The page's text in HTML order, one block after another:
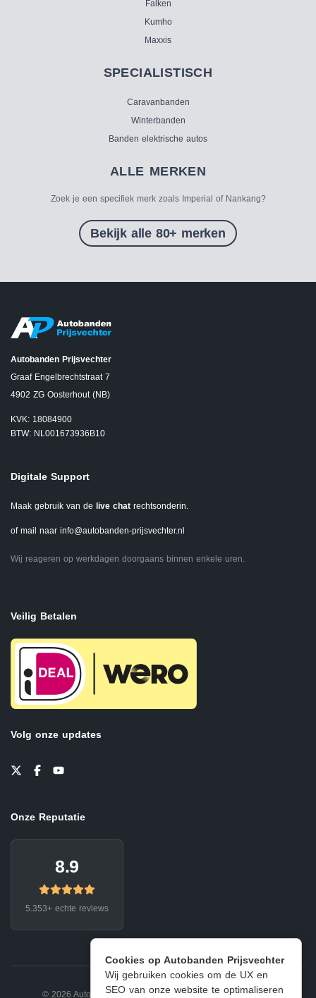
Cookies op Autobanden Prijsvechter
Wij gebruiken cookies om de UX en
SEO van onze website te optimaliseren
Falken
Kumho
Maxxis
SPECIALISTISCH
Caravanbanden
Winterbanden
Banden elektrische autos
ALLE MERKEN
Zoek je een specifiek merk zoals Imperial of Nankang?
Bekijk alle 80+ merken
Autobanden Prijsvechter
Graaf Engelbrechtstraat 7
4902 ZG Oosterhout (NB)
KVK: 18084900
BTW: NL001673936B10
Digitale Support
Maak gebruik van de live chat rechtsonderin.
of mail naar info@autobanden-prijsvechter.nl
Wij reageren op werkdagen doorgaans binnen enkele uren.
Veilig Betalen
Volg onze updates
Onze Reputatie
8.9
5.353+ echte reviews
© 2026 Autobanden Prijsvechter. Privacy | Voorwaarden